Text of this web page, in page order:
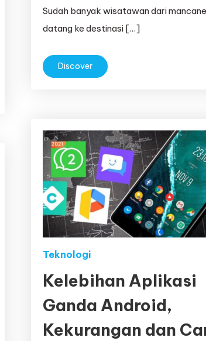
Sudah banyak wisatawan dari
datang ke destinasi […]
Discover
Teknologi
Kelebihan Aplikasi
Ganda Android,
Kekurangan dan